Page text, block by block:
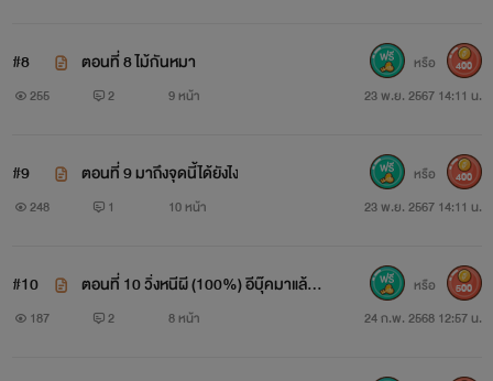
#8 ตอนที่ 8 ไม้กันหมา
255 2 9 หน้า 23 พ.ย. 2567 14:11 น.
หรือ 400
#9 ตอนที่ 9 มาถึงจุดนี้ได้ยังไง
248 1 10 หน้า 23 พ.ย. 2567 14:11 น.
หรือ 400
#10
ตอนที่ 10 วิ่งหนีผี (100%) อีบุ๊คมาแล้ว
ค่ะ
187 2 8 หน้า 24 ก.พ. 2568 12:57 น.
หรือ 500